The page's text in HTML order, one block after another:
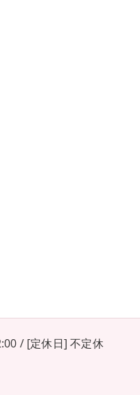
/ [定休日] 不定休